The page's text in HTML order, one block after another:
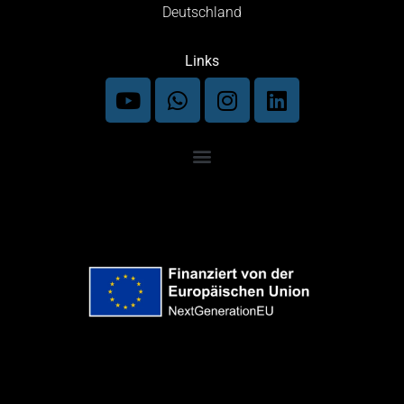
Deutschland
Links